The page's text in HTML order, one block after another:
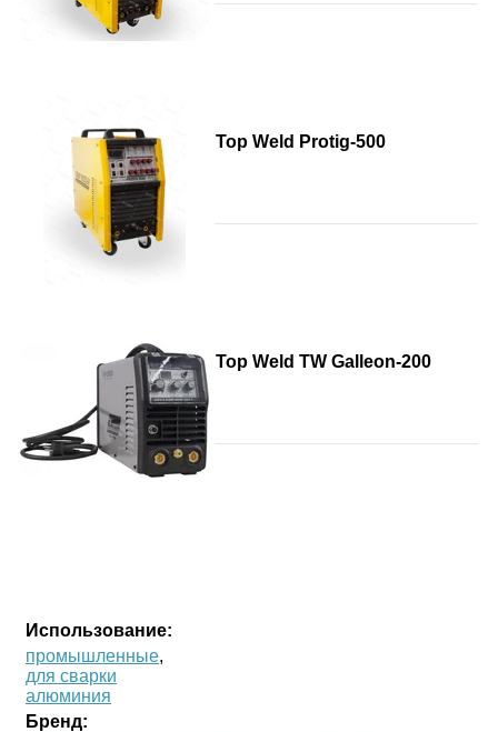
Top Weld Protig-500
Top Weld TW Galleon-200
Использование:
промышленные,
для сварки
алюминия
Бренд: